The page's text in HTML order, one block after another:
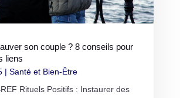
son couple ? 8 conseils pour
liens
| Santé et Bien-Être
Rituels Positifs : Instaurer des